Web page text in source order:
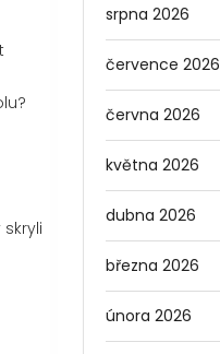
?
srpna 2026
července 2026
června 2026
května 2026
dubna 2026
března 2026
února 2026